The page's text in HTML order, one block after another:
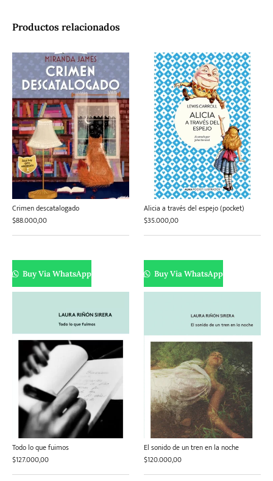
Productos relacionados
Crimen descatalogado
$88.000,00
Buy Via WhatsApp
Alicia a través del espejo (pocket)
$35.000,00
Buy Via WhatsApp
Todo lo que fuimos
$127.000,00
El sonido de un tren en la noche
$120.000,00